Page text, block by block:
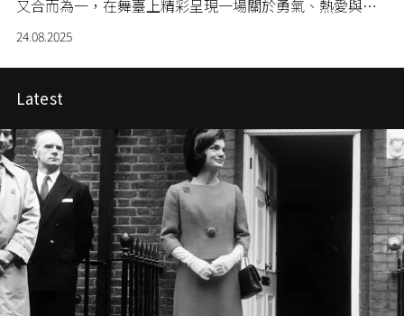
又合而為一，在舞臺上精彩呈現一場關於勇氣、熱愛與成
24.08.2025
Latest